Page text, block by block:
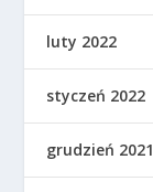
luty 2022
styczeń 2022
grudzień 2021